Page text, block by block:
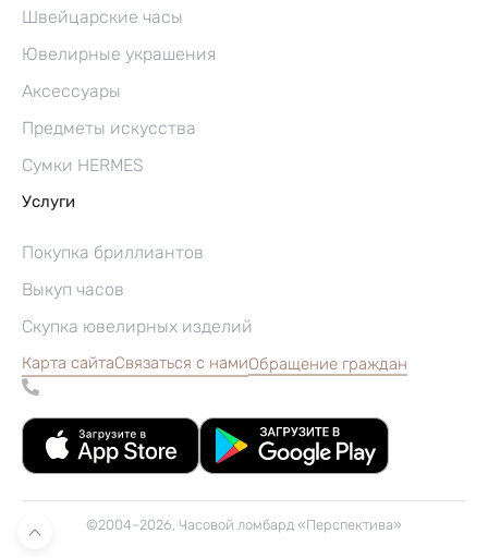
Швейцарские часы
Ювелирные украшения
Аксессуары
Предметы искусства
Сумки HERMES
Услуги
Покупка бриллиантов
Выкуп часов
Скупка ювелирных изделий
Карта сайтаСвязаться с намиОбращение граждан
©2004–2026, Часовой ломбард «Перспектива»